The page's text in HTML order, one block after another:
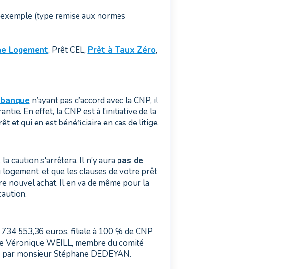
(type remise aux normes
Logement, Prêt CEL, Prêt à Taux Zéro,
n’ayant pas d’accord avec la CNP, il
En effet, la CNP est à l’initiative de la
et qui en est bénéficiaire en cas de litige.
caution s'arrêtera. Il n’y aura pas de
et que les clauses de votre prêt
achat. Il en va de même pour la
553,36 euros, filiale à 100 % de CNP
Véronique WEILL, membre du comité
monsieur Stéphane DEDEYAN.